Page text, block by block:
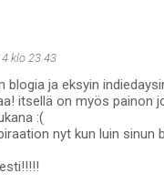
klo 23.43
ja eksyin
itsellä on myös painon
:(
nyt kun luin sinun